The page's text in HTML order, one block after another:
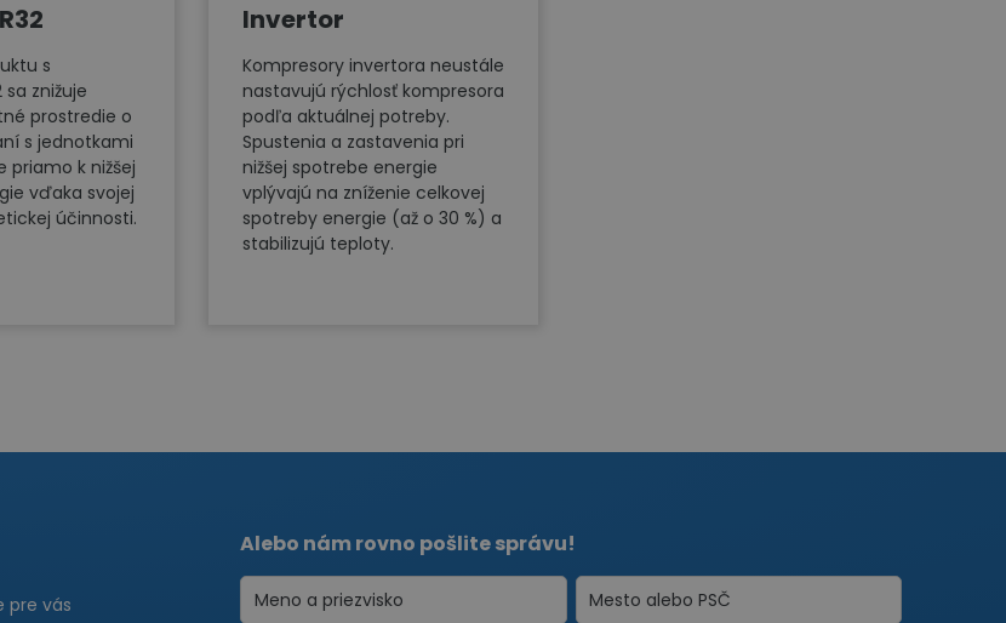
s
znižuje
prostredie o
s jednotkami
priamo k nižšej
vďaka svojej
účinnosti.
Invertor
Kompresory invertora neustále
nastavujú rýchlosť kompresora
podľa aktuálnej potreby.
Spustenia a zastavenia pri
nižšej spotrebe energie
vplývajú na zníženie celkovej
spotreby energie (až o 30 %) a
stabilizujú teploty.
pre vás
Alebo nám rovno pošlite správu!